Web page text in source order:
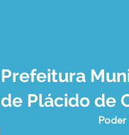
Prefeitura
de Plácido de
Poder